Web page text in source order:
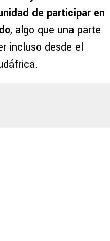
de participar en
, algo que una parte
incluso desde el